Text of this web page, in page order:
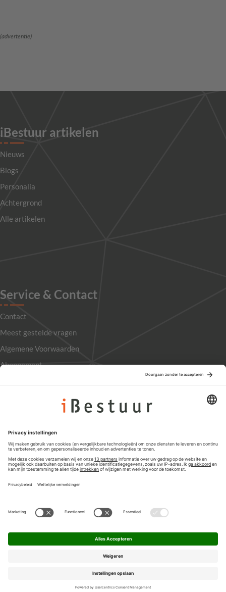
(advertentie)
iBestuur artikelen
Nieuws
Blogs
Personalia
Achtergrond
Alle artikelen
Service & Contact
Contact
Meest gestelde vragen
Algemene Voorwaarden
Abonnement
Privacyinstellingen